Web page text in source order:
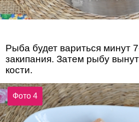
Рыба будет вариться минут
закипания. Затем рыбу
кости.
Фото 4